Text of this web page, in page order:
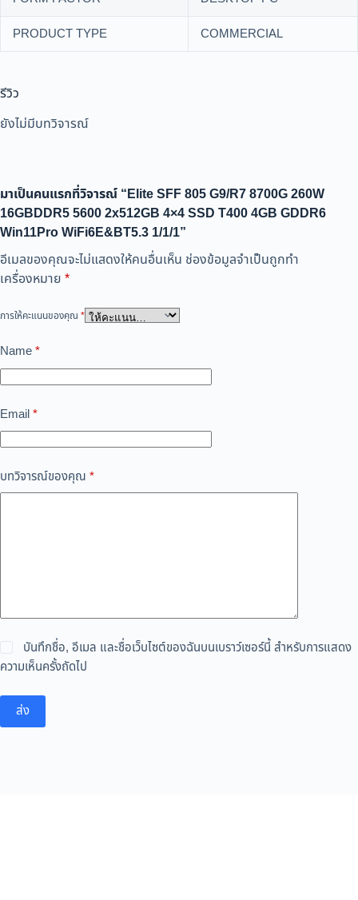
PRODUCT TYPE
COMMERCIAL
รีวิว
ยังไม่มีบทวิจารณ์
มาเป็นคนแรกที่วิจารณ์ “Elite SFF 805 G9/R7 8700G 260W
16GBDDR5 5600 2x512GB 4×4 SSD T400 4GB GDDR6
Win11Pro WiFi6E&BT5.3 1/1/1”
อีเมลของคุณจะไม่แสดงให้คนอื่นเห็น ช่องข้อมูลจำเป็นถูกทำ
เครื่องหมาย *
การให้คะแนนของคุณ *
Name*
Email*
บทวิจารณ์ของคุณ *
บันทึกชื่อ, อีเมล และชื่อเว็บไซต์ของฉันบนเบราว์เซอร์นี้ สำหรับการแสดง
ความเห็นครั้งถัดไป
ส่ง